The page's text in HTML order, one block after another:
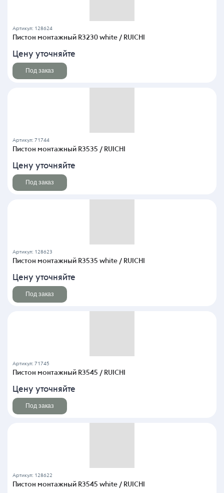
Артикул: 128624
Пистон монтажный R3230 white / RUICHI
Цену уточняйте
Под заказ
Артикул: 71744
Пистон монтажный R3535 / RUICHI
Цену уточняйте
Под заказ
Артикул: 128623
Пистон монтажный R3535 white / RUICHI
Цену уточняйте
Под заказ
Артикул: 71745
Пистон монтажный R3545 / RUICHI
Цену уточняйте
Под заказ
Артикул: 128622
Пистон монтажный R3545 white / RUICHI